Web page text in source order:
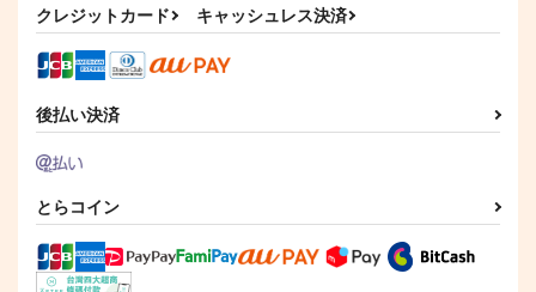
クレジットカード キャッシュレス決済
後払い決済
とらコイン